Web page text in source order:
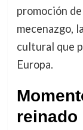
promoción
mecenazgo,
cultural que
Europa.
reinado